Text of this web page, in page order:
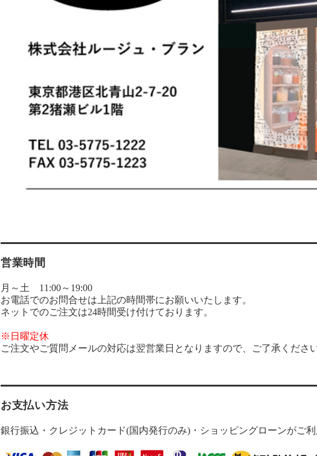
営業時間
月～土 11:00～19:00
お電話でのお問合せは上記の時間帯にお願いいたします。
ネットでのご注文は24時間受け付けております。
※日曜定休
ご注文やご質問メールの対応は翌営業日となりますので、ご了承くださ
お支払い方法
銀行振込・クレジットカード(国内発行のみ)・ショッピングローンがご